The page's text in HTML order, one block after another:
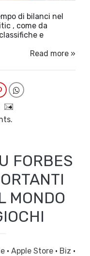
di bilanci nel
, come da
e
Read more »
FORBES
MONDO
· Apple Store · Biz ·